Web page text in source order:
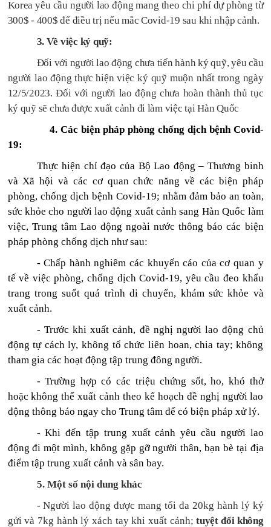
Korea yêu cầu người lao động mang theo chi phí dự phòng từ
300$ - 400$ để điều trị nếu mắc Covid-19 sau khi nhập cảnh.
3. Về việc ký quỹ:
Đối với người lao động chưa tiến hành ký quỹ, yêu cầu
người lao động thực hiện việc ký quỹ muộn nhất trong ngày
12/5/2023. Đối với người lao động chưa hoàn thành thủ tục
ký quỹ sẽ chưa được xuất cảnh đi làm việc tại Hàn Quốc
4. Các biện pháp phòng chống dịch bệnh Covid-
19:
Thực hiện chỉ đạo của Bộ Lao động – Thương binh
và Xã hội và các cơ quan chức năng về các biện pháp
phòng, chống dịch bệnh Covid-19; nhằm đảm bảo an toàn,
sức khỏe cho người lao động xuất cảnh sang Hàn Quốc làm
việc, Trung tâm Lao động ngoài nước thông báo các biện
pháp phòng chống dịch như sau:
- Chấp hành nghiêm các khuyến cáo của cơ quan y
tế về việc phòng, chống dịch Covid-19, yêu cầu đeo khẩu
trang trong suốt quá trình di chuyển, khám sức khỏe và
xuất cảnh.
- Trước khi xuất cảnh, đề nghị người lao động chủ
động tự cách ly, không tổ chức liên hoan, chia tay; không
tham gia các hoạt động tập trung đông người.
- Trường hợpcó các triệu chứng sốt, ho, khó thở
hoặc không thể xuất cảnh theo kế hoạch đề nghị người lao
động thông báo ngay cho Trung tâm để có biện pháp xử lý.
- Khi đến tập trung xuất cảnh yêu cầu người lao
động đi một mình, không gặp gỡ người thân, bạn bè tại địa
điểm tập trung xuất cảnh và sân bay.
5. Một số nội dung khác
- Người lao động được mang tối đa 20kg hành lý ký
gửi và 7kg hành lý xách taykhi xuất cảnh; tuyệt đối không